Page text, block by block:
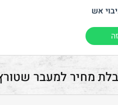
אש
מעבר שטורץ